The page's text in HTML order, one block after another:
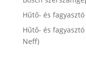
Hűtő- és
Hűtő- és
Neff)